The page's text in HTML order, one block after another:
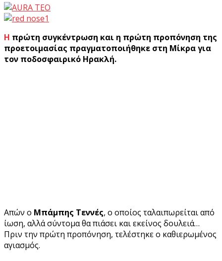
Η πρώτη συγκέντρωση και η πρώτη προπόνηση της
προετοιμασίας πραγματοποιήθηκε στη Μίκρα για
τον ποδοσφαιρικό Ηρακλή.
Απών ο Μπάμπης Τεννές, ο οποίος ταλαιπωρείται από
ίωση, αλλά σύντομα θα πιάσει και εκείνος δουλειά…
Πριν την πρώτη προπόνηση, τελέστηκε ο καθιερωμένος
αγιασμός.